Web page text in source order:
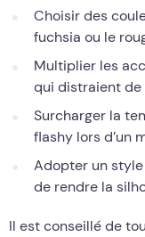
Choisir des
fuchsia ou le
Multiplier les
qui distraient
Surcharger la
flashy lors d’un
Adopter un
de rendre la
Il est conseillé de